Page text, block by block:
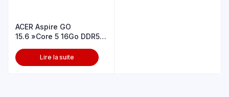
ACER Aspire GO
15.6 »Core 5 16Go DDR5
Lire la suite